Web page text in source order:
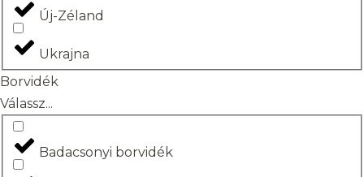
Új-Zéland
Ukrajna
Borvidék
Válassz...
Badacsonyi borvidék